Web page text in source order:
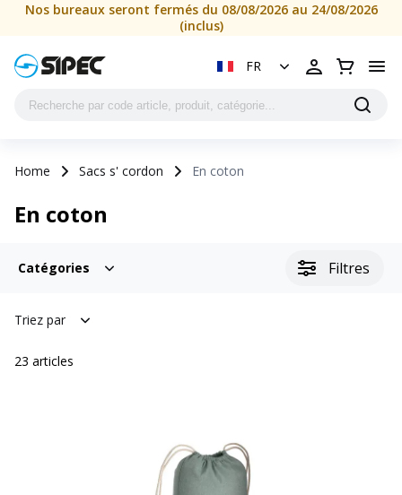
Nos bureaux seront fermés du 08/08/2026 au 24/08/2026
(inclus)
FR
Home Sacs s' cordon En coton
En coton
Catégories Filtres
Triez par
23 articles